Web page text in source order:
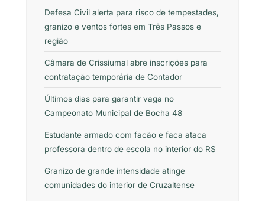
Defesa Civil alerta para risco de tempestades,
granizo e ventos fortes em Três Passos e
região
Câmara de Crissiumal abre inscrições para
contratação temporária de Contador
Últimos dias para garantir vaga no
Campeonato Municipal de Bocha 48
Estudante armado com facão e faca ataca
professora dentro de escola no interior do RS
Granizo de grande intensidade atinge
comunidades do interior de Cruzaltense